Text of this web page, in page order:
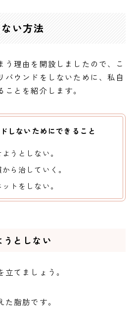
い方法
う理由を開設しましたので、こ
バウンドをしないために、私自
とを紹介します。
しないためにできること
うとしない。
ら治していく。
トをしない。
としない
てましょう。
脂肪です。